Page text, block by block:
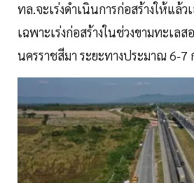
ทล.จะเร่งดำเนินการก่อสร้างให้แล้ว
เฉพาะเร่งก่อสร้างในช่วงขามทะเลส
นครราชสีมา ระยะทางประมาณ 6-7